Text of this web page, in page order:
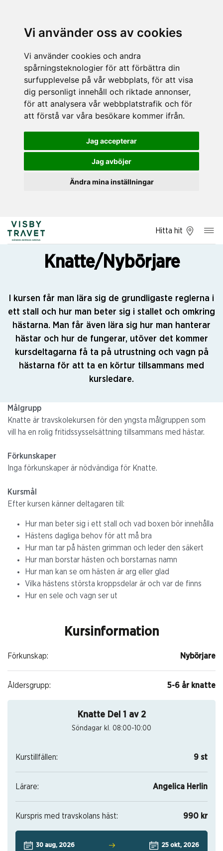
Vi använder oss av cookies
Vi använder cookies och andra
spårningsteknologier för att förbättra din
surfupplevelse på vår webbplats, för att visa
dig personligt innehåll och riktade annonser,
för att analysera vår webbplatstrafik och för
att förstå var våra besökare kommer ifrån.
Jag accepterar
Jag avböjer
Ändra mina inställningar
Hitta hit
Knatte/Nybörjare
I kursen får man lära sig de grundligaste reglerna i
ett stall och hur man beter sig i stallet och omkring
hästarna. Man får även lära sig hur man hanterar
hästar och hur de fungerar, utöver det kommer
kursdeltagarna få ta på utrustning och vagn på
hästarna för att ta en körtur tillsammans med
kursledare.
Målgrupp
Knatte är travskolekursen för den yngsta målgruppen som
vill ha en rolig fritidssysselsättning tillsammans med hästar.
Förkunskaper
Inga förkunskaper är nödvändiga för Knatte.
Kursmål
Efter kursen känner deltagaren till:
Hur man beter sig i ett stall och vad boxen bör innehålla
Hästens dagliga behov för att må bra
Hur man tar på hästen grimman och leder den säkert
Hur man borstar hästen och borstarnas namn
Hur man kan se om hästen är arg eller glad
Vilka hästens största kroppsdelar är och var de finns
Hur en sele och vagn ser ut
Kursinformation
Förkunskap: Nybörjare
Åldersgrupp: 5-6 år knatte
Knatte Del 1 av 2
Söndagar kl. 08:00-10:00
Kurstillfällen: 9 st
Lärare: Angelica Herlin
Kurspris med travskolans häst: 990 kr
30 aug, 2026 25 okt, 2026